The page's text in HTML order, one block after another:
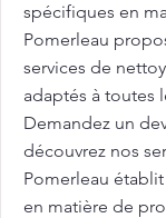
spécifiques en
Pomerleau
services de
adaptés à toutes
Demandez un
découvrez nos
Pomerleau
en matière de